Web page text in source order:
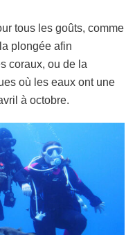
tous les goûts, comme
plongée afin
coraux, ou de la
où les eaux ont une
à octobre.